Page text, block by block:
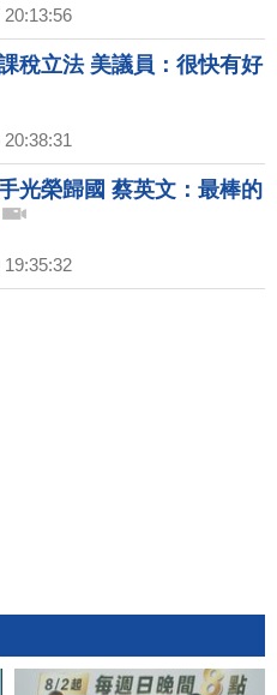
20:13:56
稅立法 美議員：很快有好
光榮歸國 蔡英文：最棒的
19:35:32